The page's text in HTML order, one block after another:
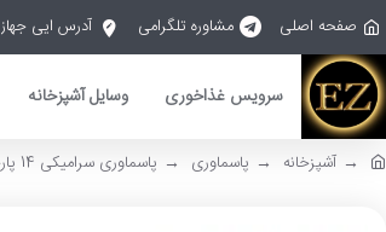
صفحه اصلی مشاوره تلگرامی آدرس ایی جهاز
سرویس غذاخوری وسایل آشپزخانه
آشپزخانه پاسماوری پاسماوری سرامیکی 14 پارچه سانتل